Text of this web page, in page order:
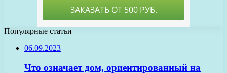
Популярные статьи
06.09.2023
Что означает дом, ориентированный на